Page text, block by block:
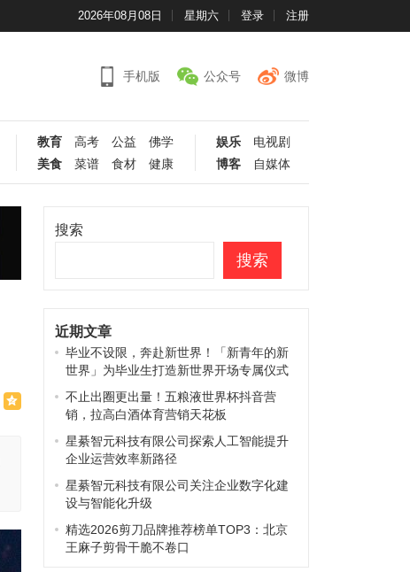
2026年08月08日 星期六 登录 注册
手机版 公众号 微博
教育 高考 公益
佛学
美食
菜谱 食材 健康
娱乐
电视剧
博客
自媒体
搜索
搜索
近期文章
毕业不设限，奔赴新世界！「新青年的新
世界」为毕业生打造新世界开场专属仪式
不止出圈更出量！五粮液世界杯抖音营
销，拉高白酒体育营销天花板
星綦智元科技有限公司探索人工智能提升
企业运营效率新路径
星綦智元科技有限公司关注企业数字化建
设与智能化升级
精选2026剪刀品牌推荐榜单TOP3：北京
王麻子剪骨干脆不卷口